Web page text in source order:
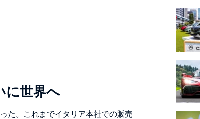
に世界へ
た。これまでイタリア本社での販売